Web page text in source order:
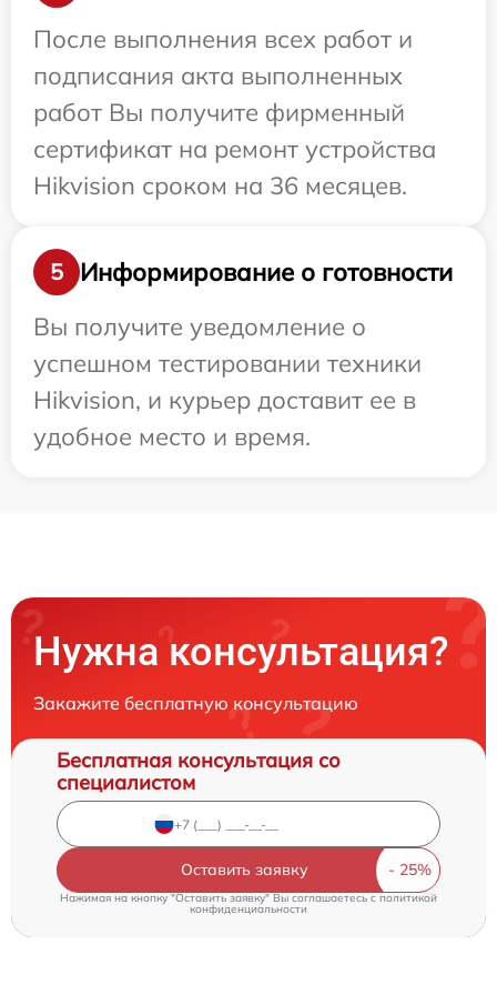
После выполнения всех работ и
подписания акта выполненных
работ Вы получите фирменный
сертификат на ремонт устройства
Hikvision сроком на 36 месяцев.
5
Информирование о готовности
Вы получите уведомление о
успешном тестировании техники
Hikvision, и курьер доставит ее в
удобное место и время.
Нужна консультация?
Закажите бесплатную консультацию
Бесплатная консультация со
специалистом
Оставить заявку
Нажимая на кнопку "Оставить заявку" Вы соглашаетесь c политикой
конфиденциальности